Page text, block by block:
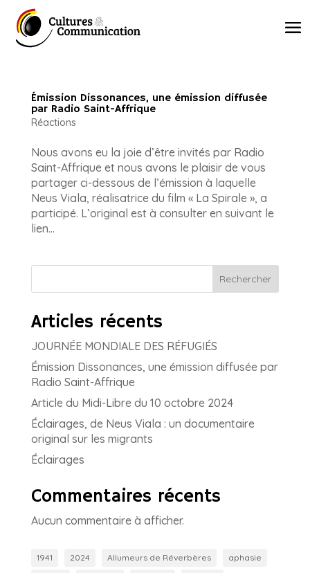
Émission Dissonances, une émission diffusée
par Radio Saint-Affrique
Réactions
Nous avons eu la joie d’être invités par Radio
Saint-Affrique et nous avons le plaisir de vous
partager ci-dessous de l’émission à laquelle
Neus Viala, réalisatrice du film « La Spirale », a
participé. L’original est à consulter en suivant le
lien...
Rechercher
Articles récents
JOURNÉE MONDIALE DES RÉFUGIÉS
Émission Dissonances, une émission diffusée par
Radio Saint-Affrique
Article du Midi-Libre du 10 octobre 2024
Éclairages, de Neus Viala : un documentaire
original sur les migrants
Éclairages
Commentaires récents
Aucun commentaire à afficher.
1941 2024 Allumeurs de Réverbères
aphasie